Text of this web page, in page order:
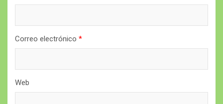
Correo electrónico *
Web